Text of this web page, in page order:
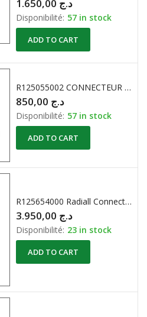
د.ج
Disponibilité: 57 in stock
ADD TO CART
R125055002 CONNECTEUR COAXIAL SMA 18GHZ
د.ج
Disponibilité: 57 in stock
ADD TO CART
R125654000 Radiall Connector RF SMA (F) Right Angle Square Flange 50 Ohm 18Ghz
د.ج
Disponibilité: 23 in stock
ADD TO CART